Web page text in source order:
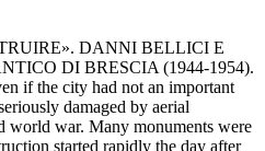
DANNI BELLICI E
DI BRESCIA (1944-1954).
if the city had not an important
damaged by aerial
world war. Many monuments were
started rapidly the day after